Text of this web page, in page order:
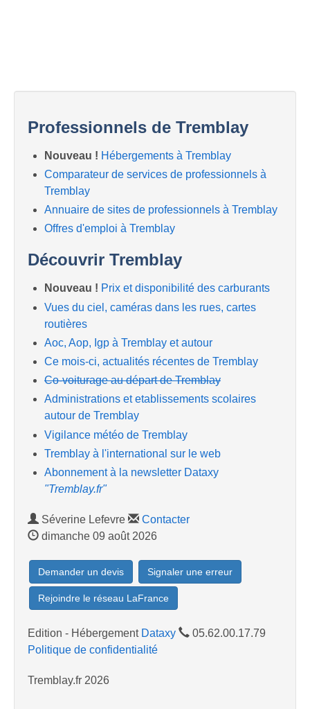
Professionnels de Tremblay
Nouveau ! Hébergements à Tremblay
Comparateur de services de professionnels à
Tremblay
Annuaire de sites de professionnels à Tremblay
Offres d'emploi à Tremblay
Découvrir Tremblay
Nouveau ! Prix et disponibilité des carburants
Vues du ciel, caméras dans les rues, cartes
routières
Aoc, Aop, Igp à Tremblay et autour
Ce mois-ci, actualités récentes de Tremblay
Co-voiturage au départ de Tremblay
Administrations et etablissements scolaires
autour de Tremblay
Vigilance météo de Tremblay
Tremblay à l'international sur le web
Abonnement à la newsletter Dataxy
"Tremblay.fr"
Séverine Lefevre
Contacter
dimanche 09 août 2026
Demander un devis Signaler une erreur
Rejoindre le réseau LaFrance
Edition - Hébergement Dataxy
05.62.00.17.79
Politique de confidentialité
Tremblay.fr 2026